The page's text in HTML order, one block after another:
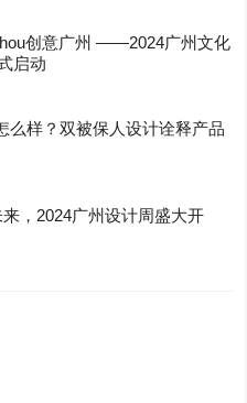
创意广州 ——2024广州文化
启动
么样？双被保人设计诠释产品
来，2024广州设计周盛大开